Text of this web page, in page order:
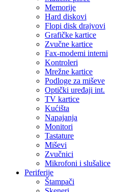
Memorije
Hard diskovi
Flopi disk drajvovi
Grafičke kartice
Zvučne kartice
Fax-modemi interni
Kontroleri
Mrežne kartice
Podloge za miševe
Optički uređaji int.
TV kartice
Kućišta
Napajanja
Monitori
Tastature
Miševi
Zvučnici
Mikrofoni i slušalice
Periferije
Štampači